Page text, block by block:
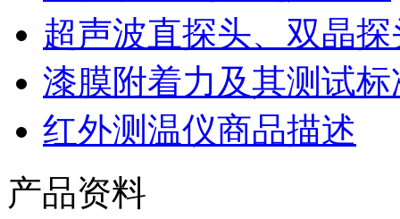
超声波直探头、双晶
漆膜附着力及其测试标
红外测温仪商品描述
产品资料